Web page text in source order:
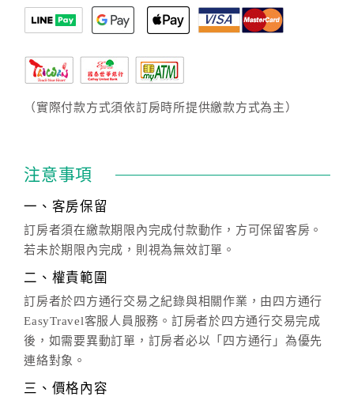
（實際付款方式須依訂房時所提供繳款方式為主）
注意事項
一、客房保留
訂房者須在繳款期限內完成付款動作，方可保留客房。
若未於期限內完成，則視為無效訂單。
二、權責範圍
訂房者於四方通行交易之紀錄與相關作業，由四方通行
EasyTravel客服人員服務。訂房者於四方通行交易完成
後，如需要異動訂單，訂房者必以「四方通行」為優先
連絡對象。
三、價格內容